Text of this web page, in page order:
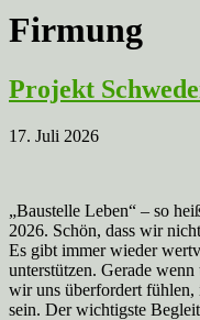
Firmung
Projekt
17. Juli 2026
„Baustelle Leben“ – so
2026. Schön, dass wir
Es gibt immer wieder
unterstützen. Gerade
wir uns überfordert fühlen,
sein. Der wichtigste